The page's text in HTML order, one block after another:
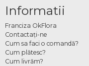
Informatii
Franciza OkFlora
Contactaţi-ne
Cum sa faci o comandă?
Cum plătesc?
Cum livrăm?